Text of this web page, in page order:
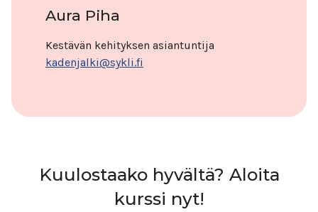
Aura Piha
Kestävän kehityksen asiantuntija
kadenjalki@sykli.fi
Kuulostaako hyvältä? Aloita
kurssi nyt!